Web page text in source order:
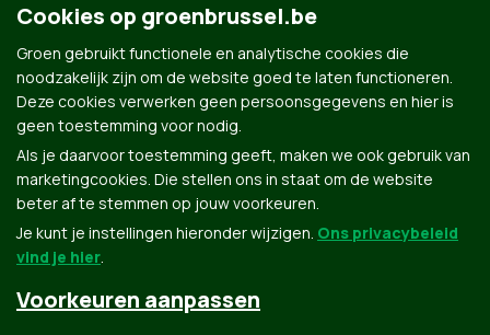
Groen.be
Cookies op groenbrussel.be
Groen gebruikt functionele en analytische cookies die
noodzakelijk zijn om de website goed te laten functioneren.
Deze cookies verwerken geen persoonsgegevens en hier is
geen toestemming voor nodig.
Als je daarvoor toestemming geeft, maken we ook gebruik van
marketingcookies. Die stellen ons in staat om de website
beter af te stemmen op jouw voorkeuren.
Je kunt je instellingen hieronder wijzigen. Ons privacybeleid
vind je hier.
Voorkeuren aanpassen